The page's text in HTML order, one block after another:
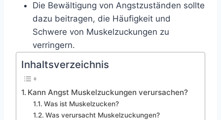
Die Bewältigung von Angstzuständen sollte
dazu beitragen, die Häufigkeit und
Schwere von Muskelzuckungen zu
verringern.
Inhaltsverzeichnis
Kann Angst Muskelzuckungen verursachen?
Was ist Muskelzucken?
Was verursacht Muskelzuckungen?